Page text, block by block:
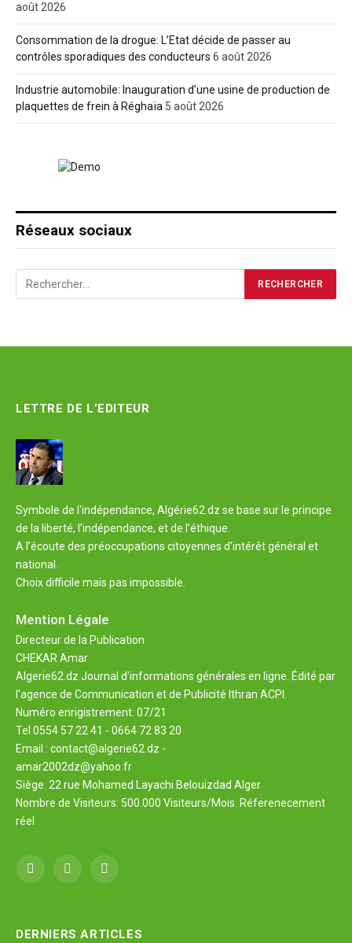
août 2026
Consommation de la drogue: L’Etat décide de passer au
contrôles sporadiques des conducteurs 6 août 2026
Industrie automobile: Inauguration d’une usine de production de
plaquettes de frein à Réghaïa 5 août 2026
Réseaux sociaux
LETTRE DE L’EDITEUR
Symbole de l'indépendance, Algérie62.dz se base sur le principe
de la liberté, l’indépendance, et de l’éthique.
A l’écoute des préoccupations citoyennes d’intérêt général et
national.
Choix difficile mais pas impossible.
Mention Légale
Directeur de la Publication
CHEKAR Amar
Algerie62.dz Journal d'informations générales en ligne. Édité par
l'agence de Communication et de Publicité Ithran ACPI.
Numéro enrigistrement: 07/21
Tel 0554 57 22 41 - 0664 72 83 20
Email : contact@algerie62.dz -
amar2002dz@yahoo.fr
Siège: 22 rue Mohamed Layachi Belouizdad Alger
Nombre de Visiteurs: 500.000 Visiteurs/Mois. Réferenecement
réel
Facebook
X
YouTube
DERNIERS ARTICLES